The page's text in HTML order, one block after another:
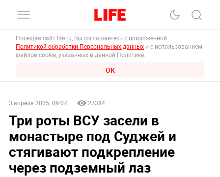
Посещая сайт life.ru, Вы соглашаетесь с приложенной
Политикой обработки Персональных данных и с использованием
файлов cookie, указанных в данной Политике.
ОК
3 апреля 2025, 09:07 27384
Три роты ВСУ засели в
монастыре под Суджей и
стягивают подкрепление
через подземный лаз